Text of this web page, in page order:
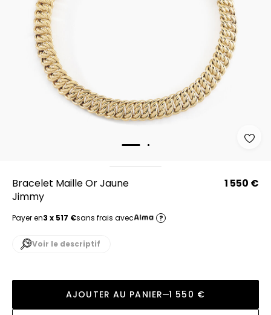
Bracelet Maille Or Jaune
Jimmy
1 550 €
Payer en3 x 517 €sans frais avec ?
Voir le descriptif
AJOUTER AU PANIER 1 550 €